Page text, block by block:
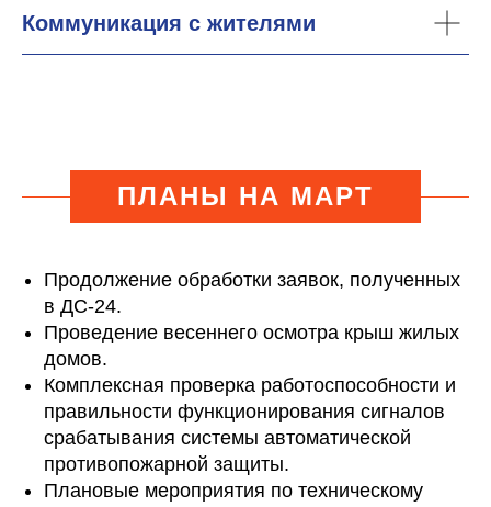
Коммуникация с жителями
ПЛАНЫ НА МАРТ
Продолжение обработки заявок, полученных
в ДС-24.
Проведение весеннего осмотра крыш жилых
домов.
Комплексная проверка работоспособности и
правильности функционирования сигналов
срабатывания системы автоматической
противопожарной защиты.
Плановые мероприятия по техническому